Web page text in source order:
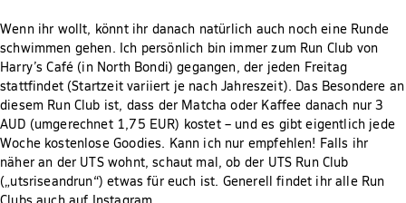
Wenn ihr wollt, könnt ihr danach natürlich auch noch eine Runde
schwimmen gehen. Ich persönlich bin immer zum Run Club von
Harry’s Café (in North Bondi) gegangen, der jeden Freitag
stattfindet (Startzeit variiert je nach Jahreszeit). Das Besondere an
diesem Run Club ist, dass der Matcha oder Kaffee danach nur 3
AUD (umgerechnet 1,75 EUR) kostet – und es gibt eigentlich jede
Woche kostenlose Goodies. Kann ich nur empfehlen! Falls ihr
näher an der UTS wohnt, schaut mal, ob der UTS Run Club
(„utsriseandrun“) etwas für euch ist. Generell findet ihr alle Run
Clubs auch auf Instagram.